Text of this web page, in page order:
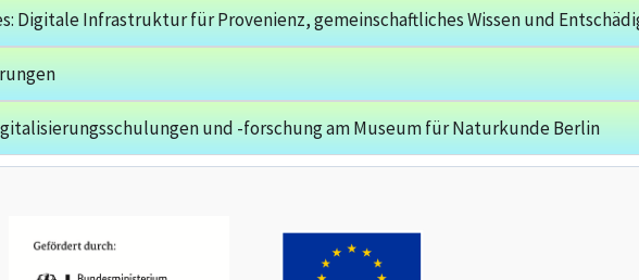
Digitale Infrastruktur für Provenienz, gemeinschaftliches Wissen und
und -forschung am Museum für Naturkunde Berlin